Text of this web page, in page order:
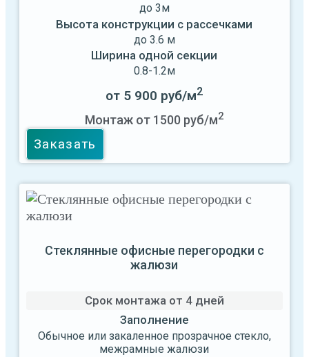
до 3м
Высота конструкции с рассечками
до 3.6 м
Ширина одной секции
0.8-1.2м
от 5 900 руб/м2
Монтаж от 1500 руб/м2
Заказать
Стеклянные офисные перегородки с
жалюзи
Срок монтажа от 4 дней
Заполнение
Обычное или закаленное прозрачное стекло,
межрамные жалюзи